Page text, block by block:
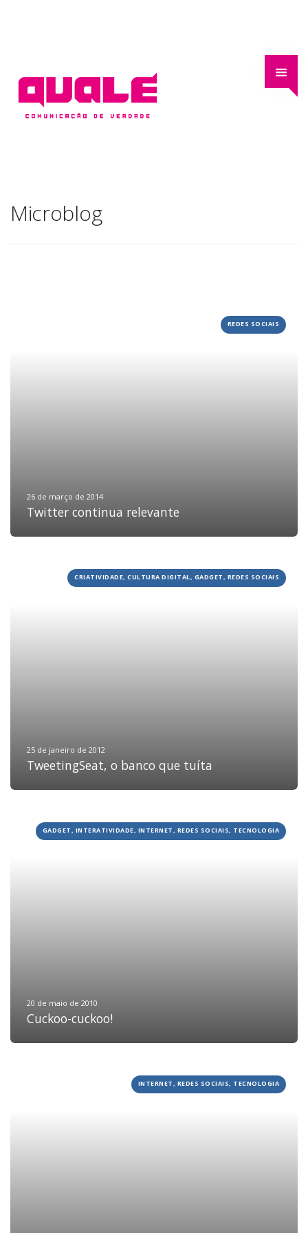
TECH
BLOG
CONTATO
Microblog
REDES SOCIAIS
26 de março de 2014
Twitter continua relevante
CRIATIVIDADE, CULTURA DIGITAL, GADGET, REDES SOCIAIS
25 de janeiro de 2012
TweetingSeat, o banco que tuíta
GADGET, INTERATIVIDADE, INTERNET, REDES SOCIAIS, TECNOLOGIA
20 de maio de 2010
Cuckoo-cuckoo!
INTERNET, REDES SOCIAIS, TECNOLOGIA